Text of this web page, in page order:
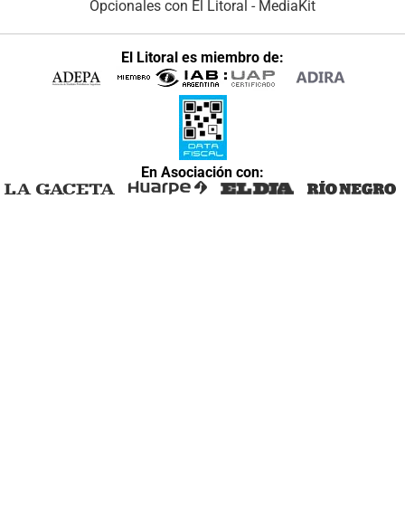
Opcionales con El Litoral - MediaKit
El Litoral es miembro de:
En Asociación con: